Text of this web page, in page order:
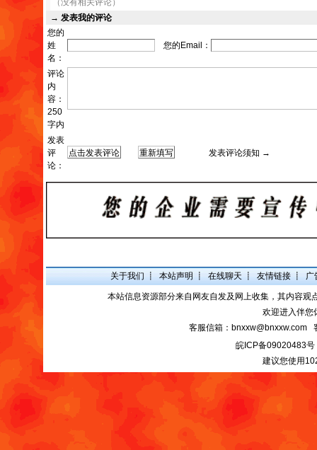
（没有相关评论）
→ 发表我的评论
您的
姓
名：
您的Email：
评论
内
容：
250
字内
发表
评
论：
发表评论须知 →
关于我们 ┋ 本站声明 ┋ 在线聊天 ┋ 友情链接 ┋ 广
本站信息资源部分来自网友自发及网上收集，其内容
欢迎进入伴您
客服信箱：bnxxw@bnxxw.com
皖ICP备09020483号
建议您使用